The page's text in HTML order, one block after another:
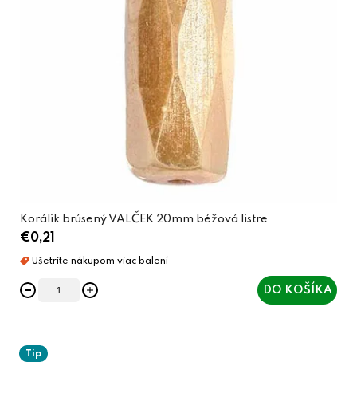
Korálik brúsený VALČEK 20mm béžová listre
€0,21
DO KOŠÍKA
Tip